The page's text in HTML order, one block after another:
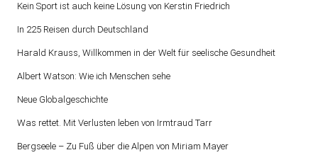
Kein Sport ist auch keine Lösung von Kerstin Friedrich
In 225 Reisen durch Deutschland
Harald Krauss, Willkommen in der Welt für seelische Gesundheit
Albert Watson: Wie ich Menschen sehe
Neue Globalgeschichte
Was rettet. Mit Verlusten leben von Irmtraud Tarr
Bergseele – Zu Fuß über die Alpen von Miriam Mayer